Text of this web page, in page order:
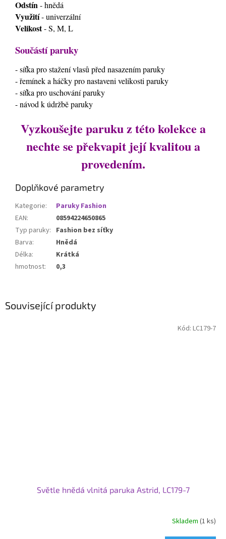
Související produkty
Světle hnědá vlnitá paruka Astrid, LC179-7
Skladem (1 ks)
Kód: LC179-7
Odstín- hnědá
Využití- univerzální
Velikost- S, M, L
Součástí paruky
- síťka pro stažení vlasů před nasazením paruky
- řemínek a háčky pro nastaveni velikosti paruky
- síťka pro uschování paruky
- návod k údržbě paruky
Vyzkoušejte paruku z této kolekce a
nechte se překvapit její kvalitou a
provedením.
Doplňkové parametry
Kategorie:
Paruky Fashion
EAN:
08594224650865
Typ paruky: Fashion bez síťky
Barva:
Hnědá
Délka:
Krátká
hmotnost: 0,3